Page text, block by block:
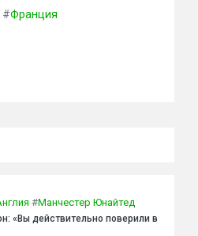
#Франция
#Манчестер Юнайтед
«Вы действительно поверили в